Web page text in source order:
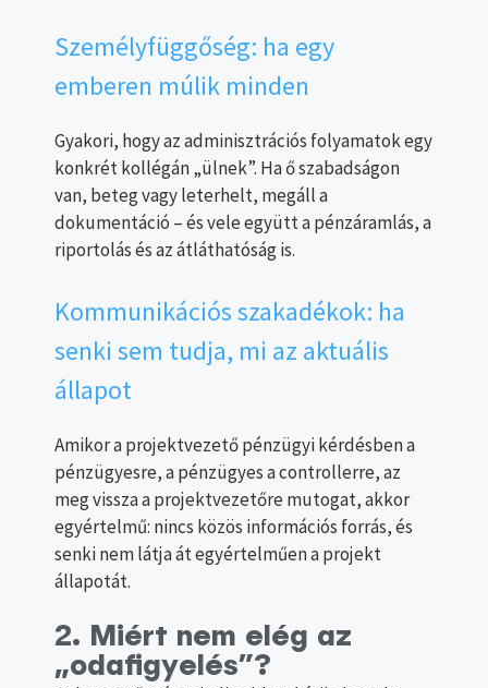
Személyfüggőség: ha egy
emberen múlik minden
Gyakori, hogy az adminisztrációs folyamatok egy
konkrét kollégán „ülnek”. Ha ő szabadságon
van, beteg vagy leterhelt, megáll a
dokumentáció – és vele együtt a pénzáramlás, a
riportolás és az átláthatóság is.
Kommunikációs szakadékok: ha
senki sem tudja, mi az aktuális
állapot
Amikor a projektvezető pénzügyi kérdésben a
pénzügyesre, a pénzügyes a controllerre, az
meg vissza a projektvezetőre mutogat, akkor
egyértelmű: nincs közös információs forrás, és
senki nem látja át egyértelműen a projekt
állapotát.
2. Miért nem elég az
„odafigyelés”?